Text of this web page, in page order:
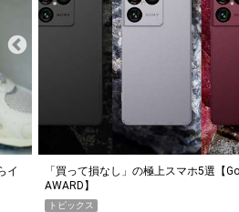
イ
「買って損なし」の極上スマホ5選【
AWARD】
トピックス